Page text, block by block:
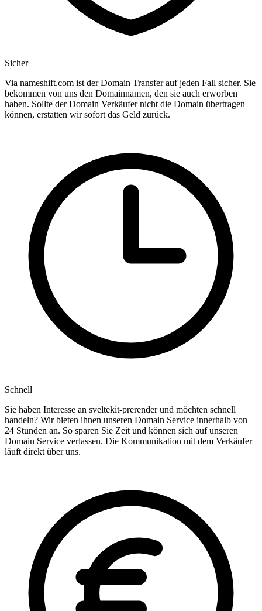
Sicher
Via nameshift.com ist der Domain Transfer auf jeden Fall sicher. Sie
bekommen von uns den Domainnamen, den sie auch erworben
haben. Sollte der Domain Verkäufer nicht die Domain übertragen
können, erstatten wir sofort das Geld zurück.
Schnell
Sie haben Interesse an sveltekit-prerender und möchten schnell
handeln? Wir bieten ihnen unseren Domain Service innerhalb von
24 Stunden an. So sparen Sie Zeit und können sich auf unseren
Domain Service verlassen. Die Kommunikation mit dem Verkäufer
läuft direkt über uns.